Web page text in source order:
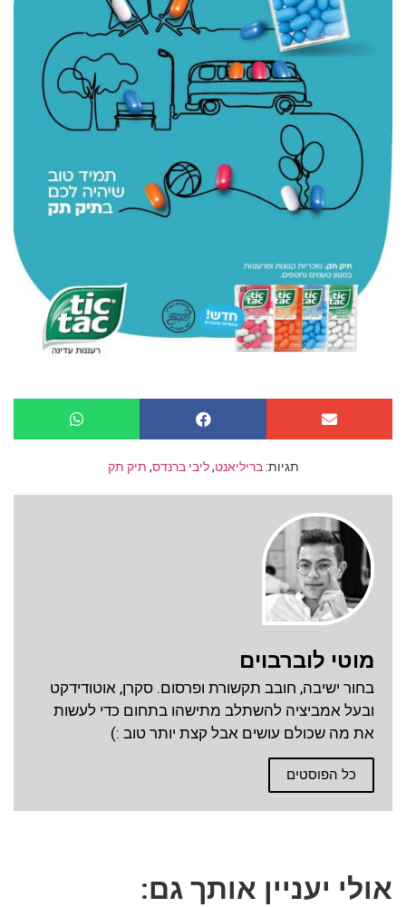
תגיות: בריליאנט,ליבי ברנדס, תיק תק
מוטי לוברבוים
בחור ישיבה, חובב תקשורת ופרסום. סקרן, אוטודידקט
ובעל אמביציה להשתלב מתישהו בתחום כדי לעשות
את מה שכולם עושים אבל קצת יותר טוב :)
כל הפוסטים
אולי יעניין אותך גם: